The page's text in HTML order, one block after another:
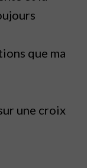
que ma
une croix